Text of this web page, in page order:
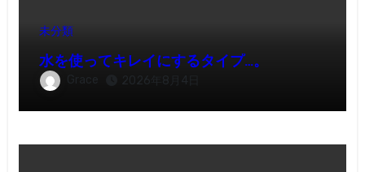
未分類
水を使ってキレイにするタイプ…。
Grace 2026年8月4日